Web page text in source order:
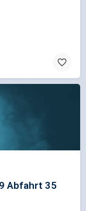
Abfahrt 35